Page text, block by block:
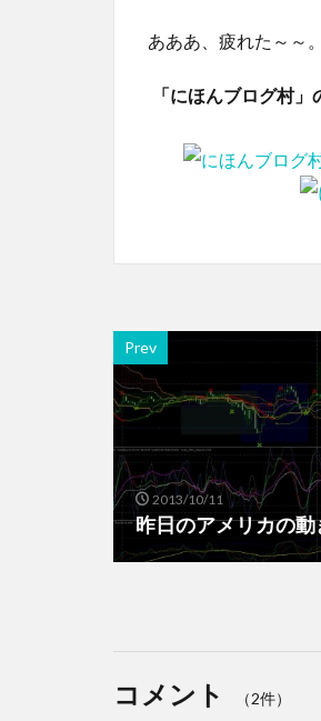
あああ、疲れた～～
「にほんブログ村
Prev
2013/10/11
昨日のアメリカの動
コメント （2件）